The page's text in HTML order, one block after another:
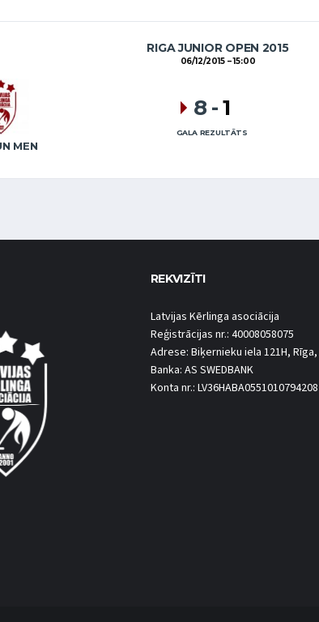
RIGA JUNIOR OPEN 2015
06/12/2015 15:00
MEN
8 -1
GALA REZULTĀTS
REKVIZĪTI
Latvijas Kērlinga asociācija
Reģistrācijas nr.: 40008058075
Adrese: Biķernieku iela 121H, Rīga,
Banka: AS SWEDBANK
Konta nr.: LV36HABA0551010794208